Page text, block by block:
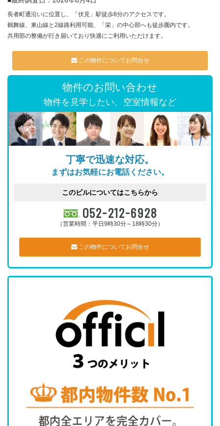
長者町通沿いに位置し、「伏見」駅徒歩8分のアクセスです。
鶴舞線、東山線と2線路利用可能、「栄」の中心部へも徒歩圏内です。
共用部の整備が行き届いており快適にご利用いただけます。
この物件についてお問合せ
物件のお問い合わせ
物件を見学したい、空室情報など
丁寧で迅速な対応。
まずはお気軽にお電話ください。
このビルについてはこちらから
052-212-6928
（営業時間：平日9時30分～18時30分）
この物件についてお問合せ